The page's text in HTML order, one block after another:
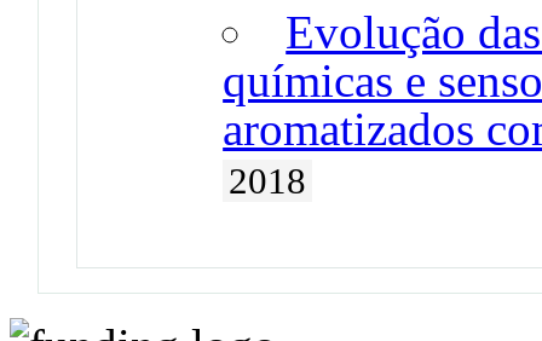
Evolução
químicas e
aromatizados
2018